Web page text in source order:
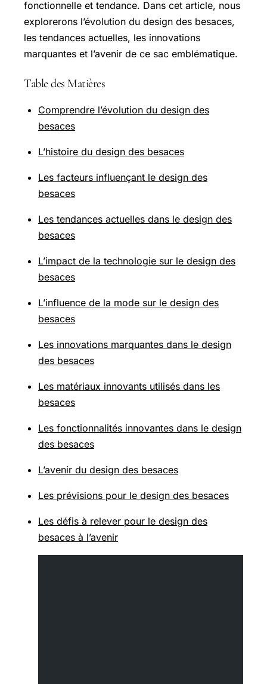
fonctionnelle et tendance. Dans cet article, nous
explorerons l’évolution du design des besaces,
les tendances actuelles, les innovations
marquantes et l’avenir de ce sac emblématique.
Table des Matières
Comprendre l’évolution du design des
besaces
L’histoire du design des besaces
Les facteurs influençant le design des
besaces
Les tendances actuelles dans le design des
besaces
L’impact de la technologie sur le design des
besaces
L’influence de la mode sur le design des
besaces
Les innovations marquantes dans le design
des besaces
Les matériaux innovants utilisés dans les
besaces
Les fonctionnalités innovantes dans le design
des besaces
L’avenir du design des besaces
Les prévisions pour le design des besaces
Les défis à relever pour le design des
besaces à l’avenir